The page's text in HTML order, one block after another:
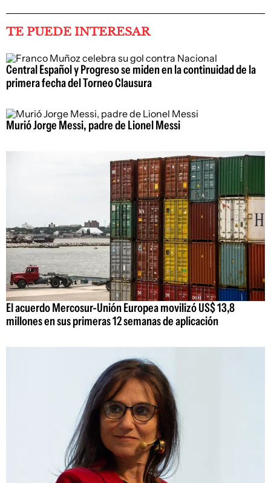
TE PUEDE INTERESAR
Central Español y Progreso se miden en la continuidad de la
primera fecha del Torneo Clausura
Murió Jorge Messi, padre de Lionel Messi
El acuerdo Mercosur-Unión Europea movilizó US$ 13,8
millones en sus primeras 12 semanas de aplicación